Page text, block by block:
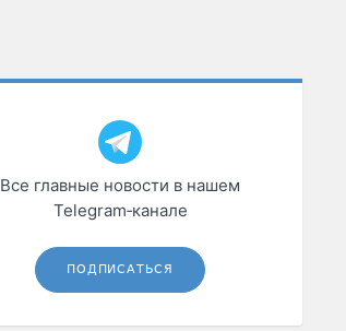
Все главные новости в нашем
Telegram‑канале
ПОДПИСАТЬСЯ